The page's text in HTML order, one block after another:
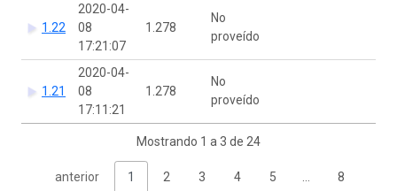
1.22
2020-04-
08
17:21:07
1.278
No
proveído
1.21
2020-04-
08
17:11:21
1.278
No
proveído
Mostrando 1 a 3 de 24
anterior 1 2 3 4 5 8